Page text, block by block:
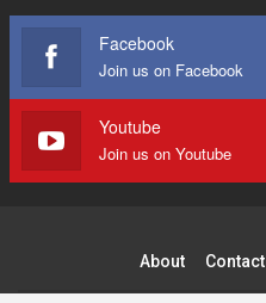
Facebook
Join us on Facebook
Youtube
Join us on Youtube
About Contact